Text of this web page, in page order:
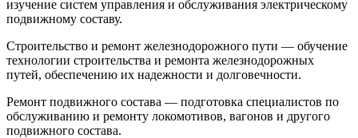
изучение систем управления и обслуживания электрическому
подвижному составу.
Строительство и ремонт железнодорожного пути — обучение
технологии строительства и ремонта железнодорожных
путей, обеспечению их надежности и долговечности.
Ремонт подвижного состава — подготовка специалистов по
обслуживанию и ремонту локомотивов, вагонов и другого
подвижного состава.